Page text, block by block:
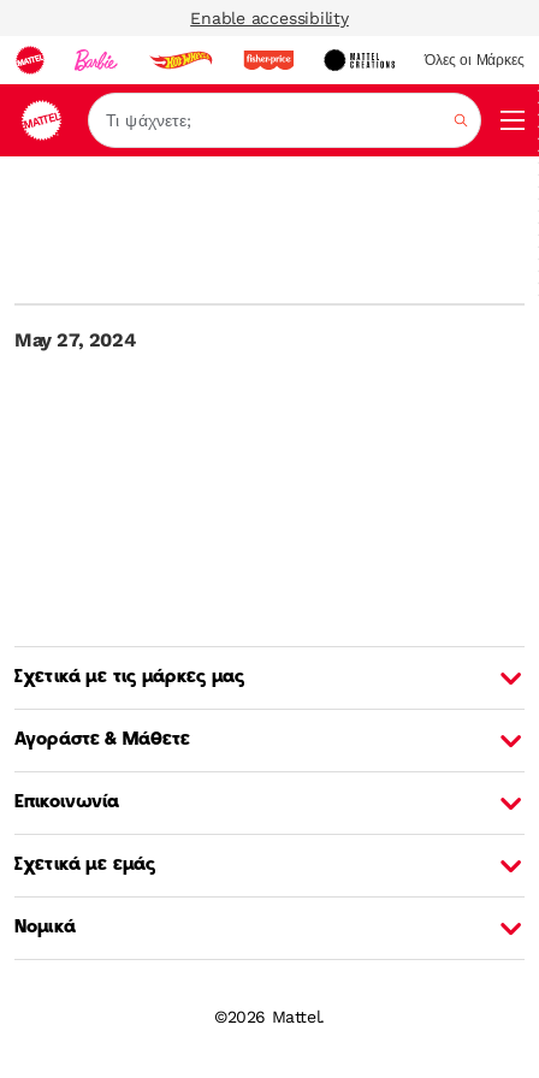
Enable accessibility
Όλες οι Μάρκες
May 27, 2024
Σχετικά με τις μάρκες μας
Αγοράστε & Μάθετε
Επικοινωνία
Σχετικά με εμάς
Νομικά
©2026 Mattel.